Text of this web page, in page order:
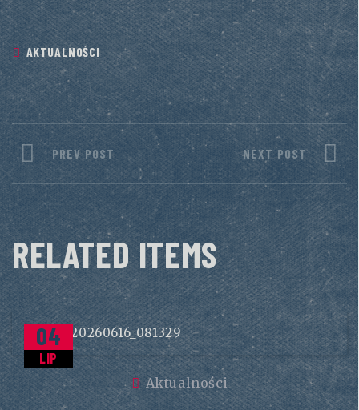
AKTUALNOŚCI
PREV POST NEXT POST
RELATED ITEMS
04
LIP
Aktualności